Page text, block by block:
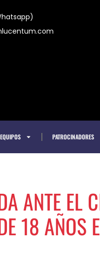
EQUIPOS PATROCINADORES
ANTE EL
18 AÑOS